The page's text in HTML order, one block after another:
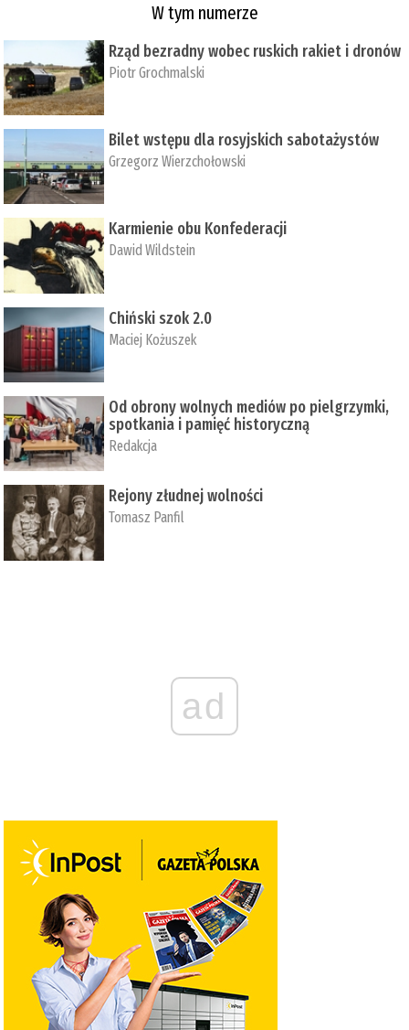
W tym numerze
Rząd bezradny wobec ruskich rakiet i dronów
Piotr Grochmalski
Bilet wstępu dla rosyjskich sabotażystów
Grzegorz Wierzchołowski
Karmienie obu Konfederacji
Dawid Wildstein
Chiński szok 2.0
Maciej Kożuszek
Od obrony wolnych mediów po pielgrzymki,
spotkania i pamięć historyczną
Redakcja
Rejony złudnej wolności
Tomasz Panfil
ad